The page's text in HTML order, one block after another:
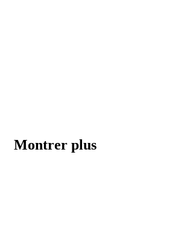
Montrer plus